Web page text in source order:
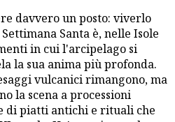
davvero un posto: viverlo
Santa è, nelle Isole
in cui l'arcipelago si
la sua anima più profonda.
vulcanici rimangono, ma
la scena a processioni
di piatti antichi e rituali che